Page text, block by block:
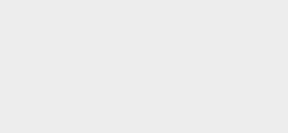
has escogido el dibujo más bonito
colorear guardados pero este diseño
guardarlo en tu ordenador o añadirlo a